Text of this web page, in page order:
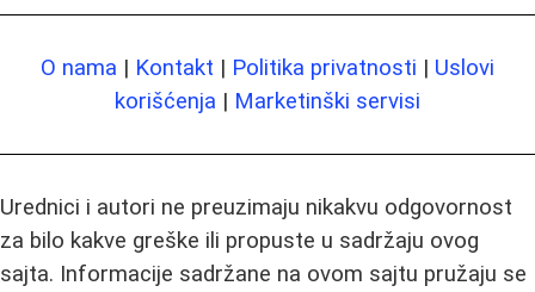
O nama | Kontakt | Politika privatnosti | Uslovi
korišćenja | Marketinški servisi
Urednici i autori ne preuzimaju nikakvu odgovornost
za bilo kakve greške ili propuste u sadržaju ovog
sajta. Informacije sadržane na ovom sajtu pružaju se